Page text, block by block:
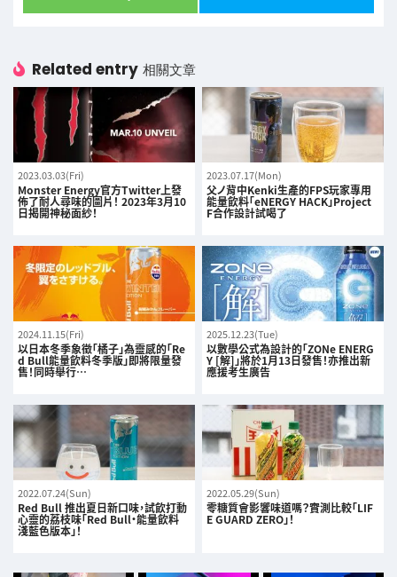
Related entry 相關文章
2023.03.03(Fri)
Monster Energy官方Twitter上發
佈了耐人尋味的圖片！ 2023年3月10
日揭開神秘面紗！
2023.07.17(Mon)
父ノ背中Kenki生產的FPS玩家專用
能量飲料「eNERGY HACK」Project
F合作設計試喝了
2024.11.15(Fri)
以日本冬季象徵「橘子」為靈感的「Re
d Bull能量飲料冬季版」即將限量發
售！同時舉行…
2025.12.23(Tue)
以數學公式為設計的「ZONe ENERG
Y [解]」將於1月13日發售！亦推出新
應援考生廣告
2022.07.24(Sun)
Red Bull 推出夏日新口味，試飲打動
心靈的荔枝味「Red Bull・能量飲料
淺藍色版本」！
2022.05.29(Sun)
零糖質會影響味道嗎？實測比較「LIF
E GUARD ZERO」！